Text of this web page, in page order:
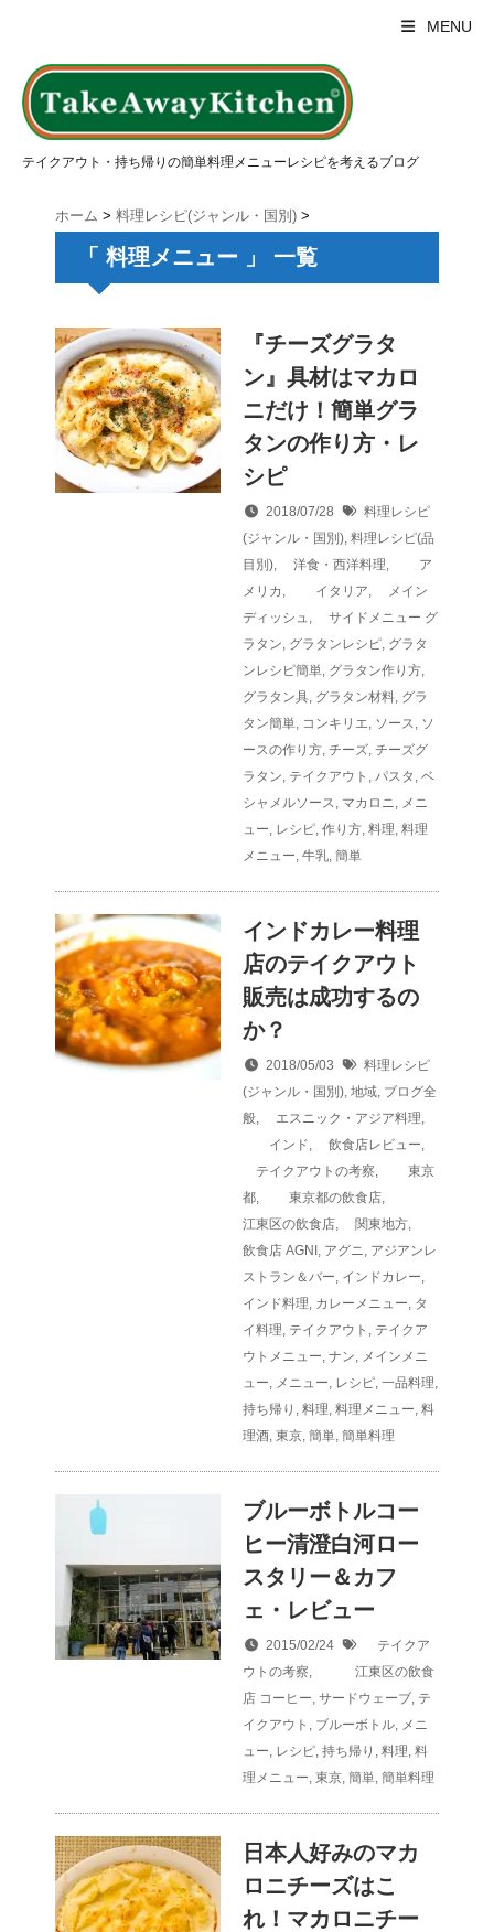
MENU
テイクアウト・持ち帰りの簡単料理メニューレシピを考えるブログ
ホーム > 料理レシピ(ジャンル・国別) >
「 料理メニュー 」 一覧
『チーズグラタ
ン』具材はマカロ
ニだけ！簡単グラ
タンの作り方・レ
シピ
2018/07/28
料理レシピ
(ジャンル・国別), 料理レシピ(品
目別), 洋食・西洋料理,
ア
メリカ , イタリア,
メイン
ディッシュ , サイドメニュー グ
ラタン, グラタンレシピ, グラタ
ンレシピ簡単, グラタン作り方,
グラタン具, グラタン材料, グラ
タン簡単, コンキリエ, ソース, ソ
ースの作り方, チーズ, チーズグ
ラタン, テイクアウト , パスタ , ベ
シャメルソース, マカロニ, メニ
ュー, レシピ, 作り方, 料理, 料理
メニュー, 牛乳, 簡単
インドカレー料理
店のテイクアウト
販売は成功するの
か？
2018/05/03
料理レシピ
(ジャンル・国別), 地域, ブログ全
般, エスニック・アジア料理,
インド, 飲食店レビュー,
テイクアウトの考察,
東京
都, 東京都の飲食店,
江東区の飲食店, 関東地方,
飲食店 AGNI, アグニ, アジアンレ
ストラン＆バー, インドカレー,
インド料理, カレーメニュー, タ
イ料理, テイクアウト , テイクア
ウトメニュー, ナン, メインメニ
ュー, メニュー, レシピ, 一品料理,
持ち帰り , 料理, 料理メニュー, 料
理酒, 東京, 簡単, 簡単料理
ブルーボトルコー
ヒー清澄白河ロー
スタリー＆カフ
ェ・レビュー
2015/02/24
テイクア
ウトの考察,
江東区の飲食
店 コーヒー, サードウェーブ, テ
イクアウト , ブルーボトル, メニ
ュー, レシピ, 持ち帰り , 料理, 料
理メニュー, 東京, 簡単, 簡単料理
日本人好みのマカ
ロニチーズはこ
れ！マカロニチー